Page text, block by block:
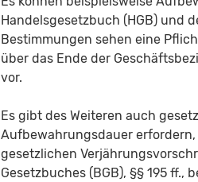
Handelsgesetzbuch (HGB) und
Bestimmungen sehen eine
über das Ende der
vor.
Es gibt des Weiteren auch
Aufbewahrungsdauer
gesetzlichen
Gesetzbuches (BGB), §§ 195